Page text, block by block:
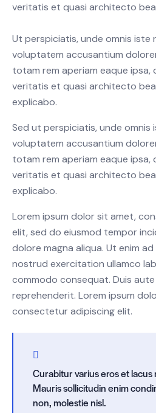
veritatis et quasi architecto
Ut perspiciatis, unde omnis iste
voluptatem accusantium
totam rem aperiam eaque ipsa,
veritatis et quasi architecto
explicabo.
Sed ut perspiciatis, unde
voluptatem accusantium
totam rem aperiam eaque ipsa,
veritatis et quasi architecto
explicabo.
Lorem ipsum dolor sit amet,
elit, sed do eiusmod tempor
dolore magna aliqua. Ut enim ad
nostrud exercitation ullamco
commodo consequat. Duis
reprehenderit. Lorem ipsum
consectetur adipiscing elit.
Curabitur varius eros et
Mauris sollicitudin enim
non, molestie nisl.